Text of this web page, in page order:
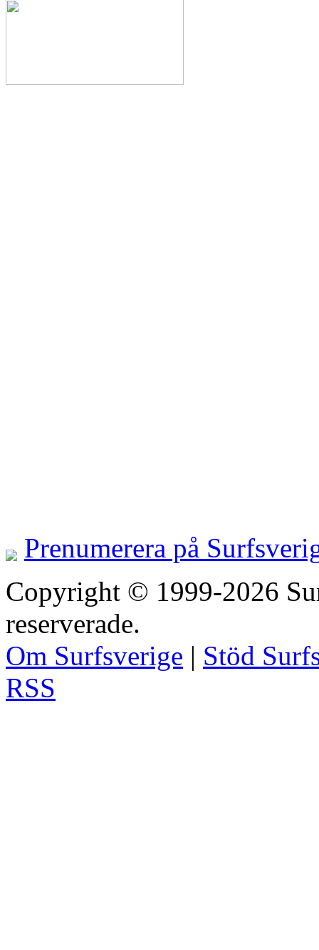
Prenumerera på
Copyright © 1999-2026
reserverade.
Om Surfsverige | Stöd
RSS